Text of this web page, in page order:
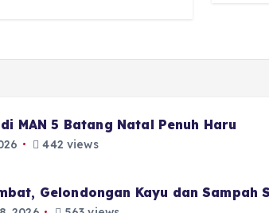
MAN 5 Batang Natal Penuh Haru
442 views
Gelondongan Kayu dan